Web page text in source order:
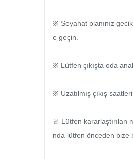
※ Seyahat planınız
e geçin.
※ Lütfen çıkışta oda
※ Uzatılmış çıkış
♕ Lütfen kararlaştırılan
nda lütfen önceden bize